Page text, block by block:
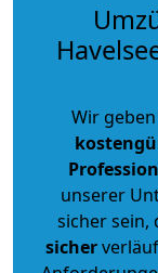
Wir
unserer
sicher sein,
sicher